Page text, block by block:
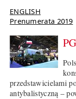
ENGLISH
Prenumerata 2019
przedstawicielami
antybalistyczną –